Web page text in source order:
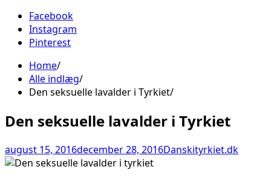
Facebook
Instagram
Pinterest
Home
Alle indlæg
Den seksuelle lavalder i Tyrkiet
Den seksuelle lavalder i Tyrkiet
august 15, 2016december 28, 2016Danskityrkiet.dk